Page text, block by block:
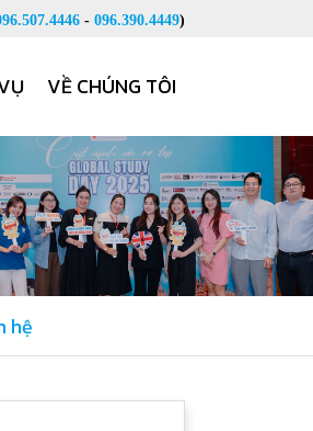
- 096.390.4449)
VỀ CHÚNG TÔI
hệ